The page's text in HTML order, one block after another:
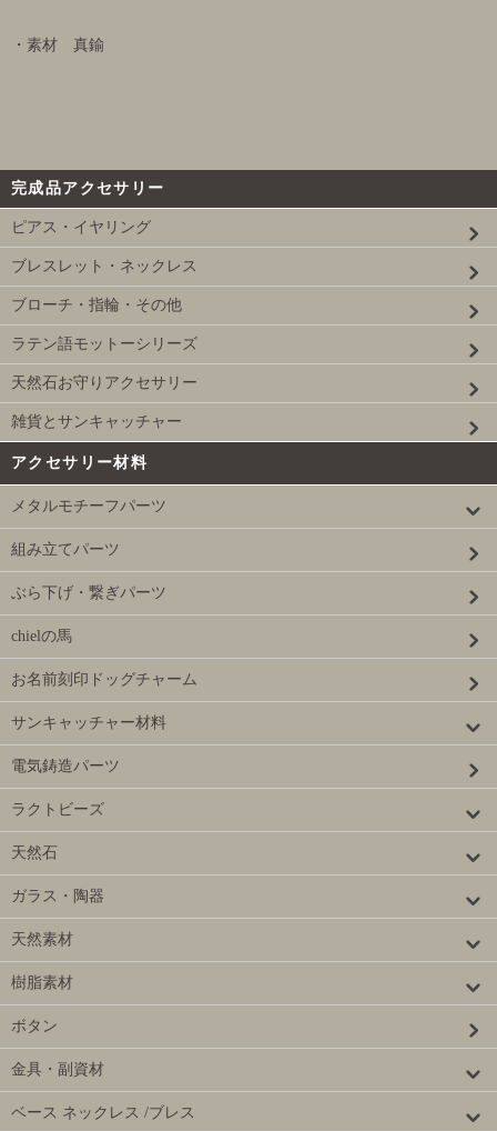
・素材 真鍮
完成品アクセサリー
ピアス・イヤリング
ブレスレット・ネックレス
ブローチ・指輪・その他
ラテン語モットーシリーズ
天然石お守りアクセサリー
雑貨とサンキャッチャー
アクセサリー材料
メタルモチーフパーツ
組み立てパーツ
ぶら下げ・繋ぎパーツ
chielの馬
お名前刻印ドッグチャーム
サンキャッチャー材料
電気鋳造パーツ
ラクトビーズ
天然石
ガラス・陶器
天然素材
樹脂素材
ボタン
金具・副資材
ベース ネックレス /ブレス